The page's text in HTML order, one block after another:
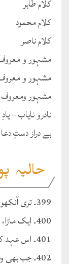
کلام طاہر
کلام محمود
کلام ناصر
مشہور و معروف
مشہور و
مشہور ومعروف
نادرو نایاب –
ہے دراز دستِ
حالیہ
399۔ تری آنکھوں میں عیّاری بہت ہے
400۔ ایک ماڑا، ایک تگڑا چوک میں
401۔ اس عہد کے آسیب کو کرسی کی پڑی تھی
402۔ جب بھی وہ عہد کا حسیں بولے